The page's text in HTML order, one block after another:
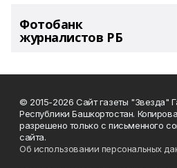
Фотобанк
журналистов РБ
© 2015-2026 Сайт газеты "Звезда"
Республики Башкортостан.
разрешено только с письменного
сайта.
Об использовании персональных